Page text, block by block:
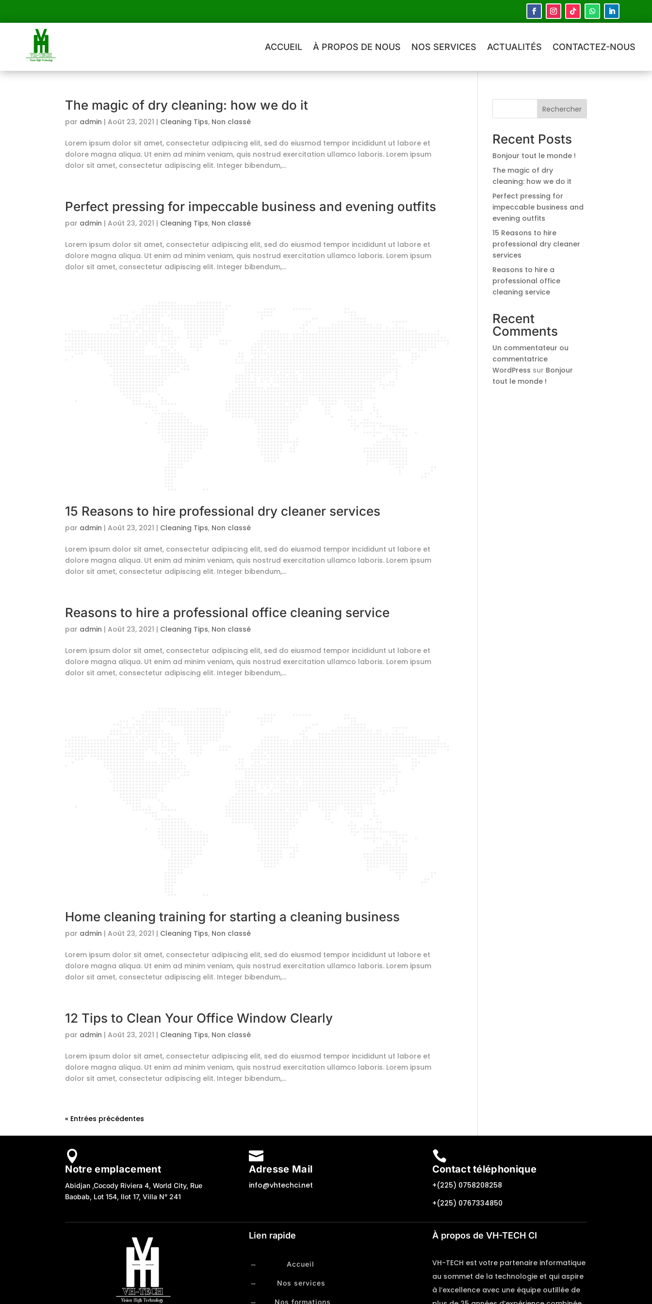
ACCUEIL À PROPOS DE NOUS NOS SERVICES ACTUALITÉS CONTACTEZ-NOUS
The magic of dry cleaning: how we do it
par admin |Août 23, 2021 | Cleaning Tips, Non classé
Lorem ipsum dolor sit amet, consectetur adipiscing elit, sed do eiusmod tempor incididunt ut labore et
dolore magna aliqua. Ut enim ad minim veniam, quis nostrud exercitation ullamco laboris. Lorem ipsum
dolor sit amet, consectetur adipiscing elit. Integer bibendum,...
Perfect pressing for impeccable business and evening outfits
par admin |Août 23, 2021 | Cleaning Tips, Non classé
Lorem ipsum dolor sit amet, consectetur adipiscing elit, sed do eiusmod tempor incididunt ut labore et
dolore magna aliqua. Ut enim ad minim veniam, quis nostrud exercitation ullamco laboris. Lorem ipsum
dolor sit amet, consectetur adipiscing elit. Integer bibendum,...
15 Reasons to hire professional dry cleaner services
par admin |Août 23, 2021 | Cleaning Tips, Non classé
Lorem ipsum dolor sit amet, consectetur adipiscing elit, sed do eiusmod tempor incididunt ut labore et
dolore magna aliqua. Ut enim ad minim veniam, quis nostrud exercitation ullamco laboris. Lorem ipsum
dolor sit amet, consectetur adipiscing elit. Integer bibendum,...
Reasons to hire a professional office cleaning service
par admin |Août 23, 2021 | Cleaning Tips, Non classé
Lorem ipsum dolor sit amet, consectetur adipiscing elit, sed do eiusmod tempor incididunt ut labore et
dolore magna aliqua. Ut enim ad minim veniam, quis nostrud exercitation ullamco laboris. Lorem ipsum
dolor sit amet, consectetur adipiscing elit. Integer bibendum,...
Home cleaning training for starting a cleaning business
par admin |Août 23, 2021 | Cleaning Tips, Non classé
Lorem ipsum dolor sit amet, consectetur adipiscing elit, sed do eiusmod tempor incididunt ut labore et
dolore magna aliqua. Ut enim ad minim veniam, quis nostrud exercitation ullamco laboris. Lorem ipsum
dolor sit amet, consectetur adipiscing elit. Integer bibendum,...
12 Tips to Clean Your Office Window Clearly
par admin |Août 23, 2021 | Cleaning Tips, Non classé
Lorem ipsum dolor sit amet, consectetur adipiscing elit, sed do eiusmod tempor incididunt ut labore et
dolore magna aliqua. Ut enim ad minim veniam, quis nostrud exercitation ullamco laboris. Lorem ipsum
dolor sit amet, consectetur adipiscing elit. Integer bibendum,...
« Entrées précédentes
Rechercher
Recent Posts
Bonjour tout le monde !
The magic of dry
cleaning: how we do it
Perfect pressing for
impeccable business and
evening outfits
15 Reasons to hire
professional dry cleaner
services
Reasons to hire a
professional office
cleaning service
Recent
Comments
Un commentateur ou
commentatrice
WordPress sur Bonjour
tout le monde !

Notre emplacement
Abidjan ,Cocody Riviera 4, World City, Rue
Baobab, Lot 154, Ilot 17, Villa N° 241

Adresse Mail
info@vhtechci.net

Contact téléphonique
+(225) 0758208258
+(225) 0767334850
Lien rapide
K Accueil
K Nos services
Nos formations
À propos de VH-TECH CI
VH-TECH est votre partenaire informatique
au sommet de la technologie et qui aspire
à l’excellence avec une équipe outillée de